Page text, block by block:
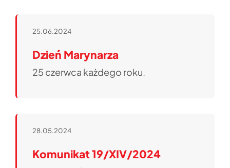
25.06.2024
Dzień Marynarza
25 czerwca każdego roku.
28.05.2024
Komunikat 19/XIV/2024